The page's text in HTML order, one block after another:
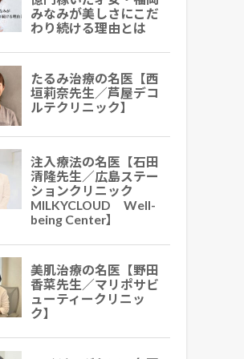
みなみが美しさにこだ
わり続ける理由とは
たるみ治療の名医【西
垣莉奈先生／芦屋デコ
ルテクリニック】
注入療法の名医【石田
清隆先生／広島ステー
ションクリニック
MILKYCLOUD Well-
being Center】
美肌治療の名医【野田
香菜先生／マリポサビ
ューティークリニッ
ク】